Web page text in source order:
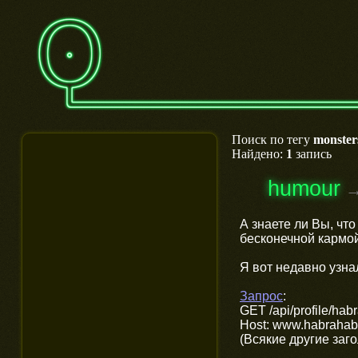
Поиск по тегу
Найдено: 1 запись
humour
А знаете ли Вы, что
бесконечной
Я вот недавно
Запрос:
GET /api/profile/
Host:
(Всякие другие